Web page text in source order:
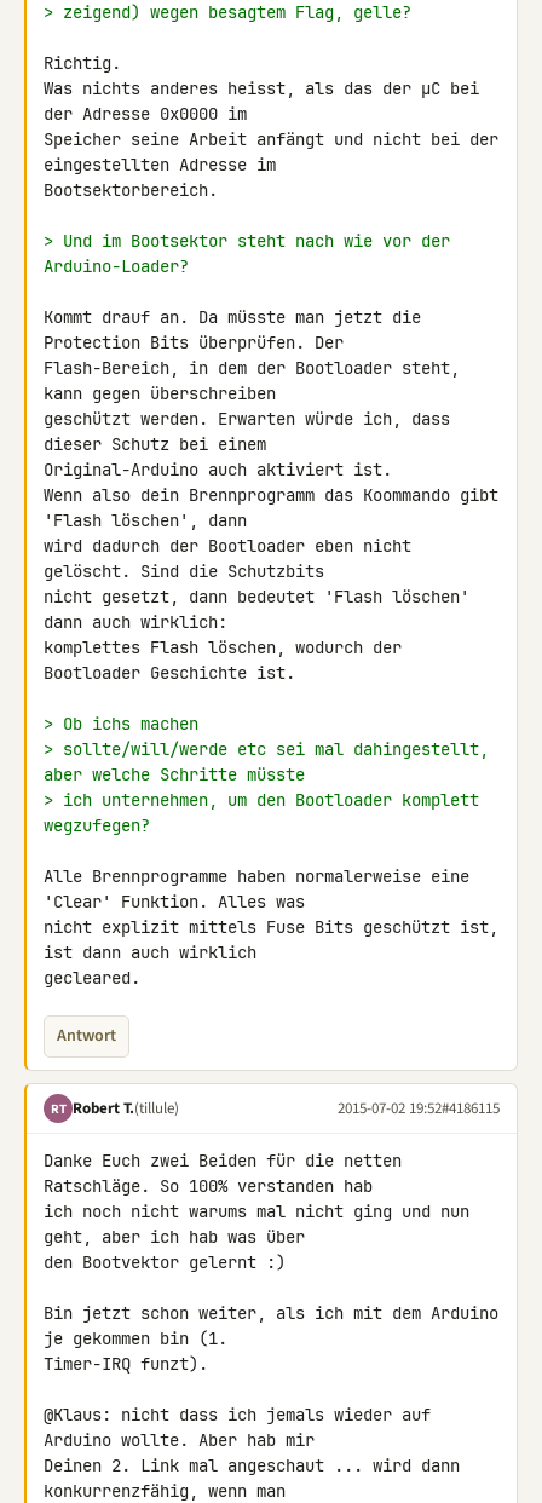
> zeigend) wegen besagtem Flag, gelle?
Richtig.
Was nichts anderes heisst, als das der µC bei
der Adresse 0x0000 im
Speicher seine Arbeit anfängt und nicht bei der
eingestellten Adresse im
Bootsektorbereich.
> Und im Bootsektor steht nach wie vor der
Arduino-Loader?
Kommt drauf an. Da müsste man jetzt die
Protection Bits überprüfen. Der
Flash-Bereich, in dem der Bootloader steht,
kann gegen überschreiben
geschützt werden. Erwarten würde ich, dass
dieser Schutz bei einem
Original-Arduino auch aktiviert ist.
Wenn also dein Brennprogramm das Koommando gibt
'Flash löschen', dann
wird dadurch der Bootloader eben nicht
gelöscht. Sind die Schutzbits
nicht gesetzt, dann bedeutet 'Flash löschen'
dann auch wirklich:
komplettes Flash löschen, wodurch der
Bootloader Geschichte ist.
> Ob ichs machen
> sollte/will/werde etc sei mal dahingestellt,
aber welche Schritte müsste
> ich unternehmen, um den Bootloader komplett
wegzufegen?
Alle Brennprogramme haben normalerweise eine
'Clear' Funktion. Alles was
nicht explizit mittels Fuse Bits geschützt ist,
ist dann auch wirklich
gecleared.
Antwort
RT Robert T.(tillule) 2015-07-02 19:52#4186115
Danke Euch zwei Beiden für die netten
Ratschläge. So 100% verstanden hab
ich noch nicht warums mal nicht ging und nun
geht, aber ich hab was über
den Bootvektor gelernt :)
Bin jetzt schon weiter, als ich mit dem Arduino
je gekommen bin (1.
Timer-IRQ funzt).
@Klaus: nicht dass ich jemals wieder auf
Arduino wollte. Aber hab mir
Deinen 2. Link mal angeschaut ... wird dann
konkurrenzfähig, wenn man